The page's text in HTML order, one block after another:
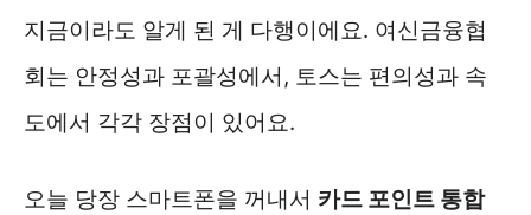
지금이라도 알게 된 게 다행이에요. 여신금융협
회는 안정성과 포괄성에서, 토스는 편의성과 속
도에서 각각 장점이 있어요.
오늘 당장 스마트폰을 꺼내서 카드 포인트 통합